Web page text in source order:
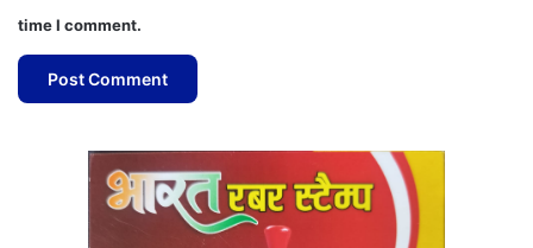
time I comment.